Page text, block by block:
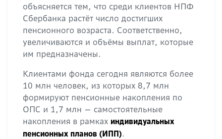
объясняется тем, что среди клиентов НПФ
Сбербанка растёт число достигших
пенсионного возраста. Соответственно,
увеличиваются и объёмы выплат, которые
им предназначены.
Клиентами фонда сегодня являются более
10 млн человек, из которых 8,7 млн
формируют пенсионные накопления по
ОПС и 1,7 млн — самостоятельные
накопления в рамках индивидуальных
пенсионных планов (ИПП).